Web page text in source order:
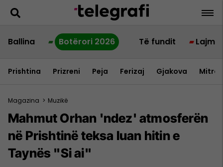
Ballina Botërori 2026 Të fundit Lajme
Prishtina Prizreni Peja Ferizaj Gjakova
Magazina > Muzikë
Mahmut Orhan 'ndez' atmosferën
në Prishtinë teksa luan hitin e
Taynës "Si ai"